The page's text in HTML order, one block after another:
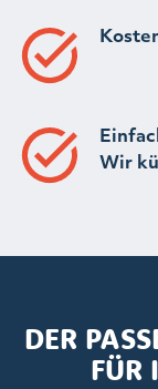
Wir
DER
FÜR